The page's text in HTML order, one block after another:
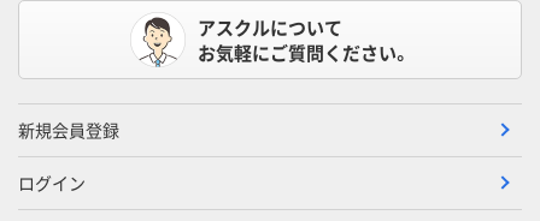
アスクルについて
お気軽にご質問ください。
新規会員登録
ログイン